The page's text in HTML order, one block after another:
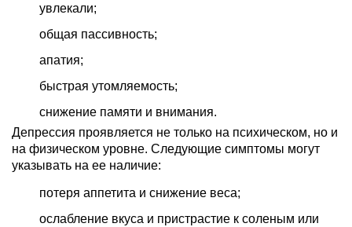
увлекали;
общая пассивность;
апатия;
быстрая утомляемость;
снижение памяти и внимания.
Депрессия проявляется не только на психическом, но и
на физическом уровне. Следующие симптомы могут
указывать на ее наличие:
потеря аппетита и снижение веса;
ослабление вкуса и пристрастие к соленым или